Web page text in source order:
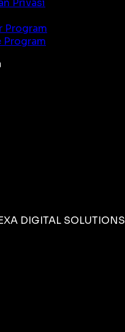
Privasi
Program
DIGITAL SOLUTIONS